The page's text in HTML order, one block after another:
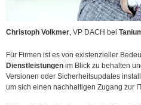
Christoph Volkmer, VP DACH bei
Für Firmen ist es von existenzieller
Dienstleistungen im Blick zu behalten
Versionen oder Sicherheitsupdates
um sich einen nachhaltigen Zugang zur